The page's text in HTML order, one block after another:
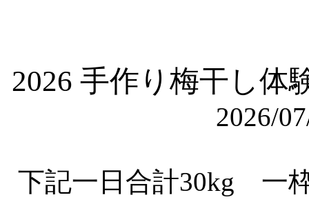
2026 手作り梅干し
2026/
下記一日合計30kg 一